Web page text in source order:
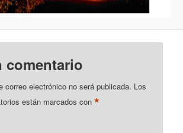
comentario
correo electrónico no será publicada. Los
están marcados con*